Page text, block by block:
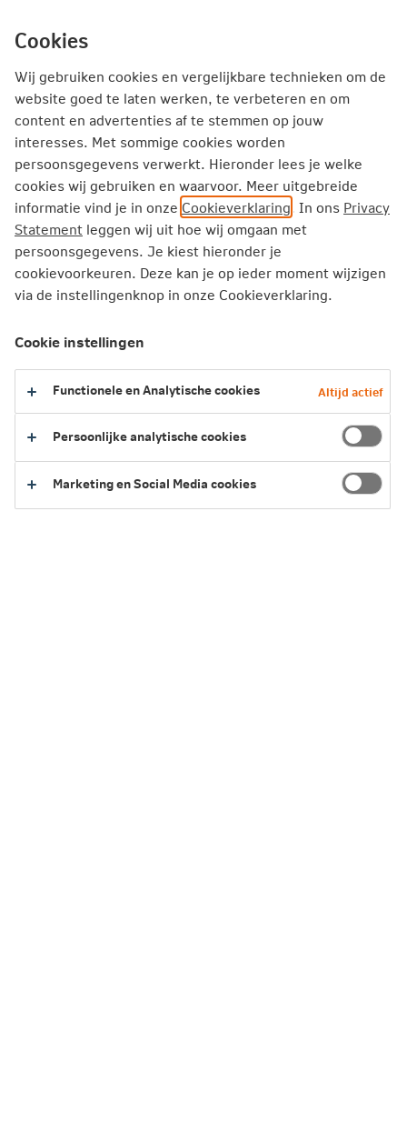
direct
naar
Producten Service en Contact Inspiratie
Particulier Verzekeren
Schade melden
Aansprakelijkheidsverzekering
Schade melden op je
Aansprakelijkheidsverzekering
Heb je schade aan iemand anders of aan de
spullen van iemand anders veroorzaakt? Dan
meld je deze eenvoudig online via mijn.nn. In een
aantal gevallen kan de schade direct uitbetaald
Zo meld je jouw schade
Cookies
Wij gebruiken cookies en vergelijkbare technieken om de
website goed te laten werken, te verbeteren en om
content en advertenties af te stemmen op jouw
interesses. Met sommige cookies worden
persoonsgegevens verwerkt. Hieronder lees je welke
cookies wij gebruiken en waarvoor. Meer uitgebreide
informatie vind je in onze Cookieverklaring. In ons Privacy
Statement leggen wij uit hoe wij omgaan met
persoonsgegevens. Je kiest hieronder je
cookievoorkeuren. Deze kan je op ieder moment wijzigen
via de instellingenknop in onze Cookieverklaring.
Cookie instellingen
Functionele en Analytische cookies Altijd actief
Persoonlijke analytische cookies
Marketing en Social Media cookies